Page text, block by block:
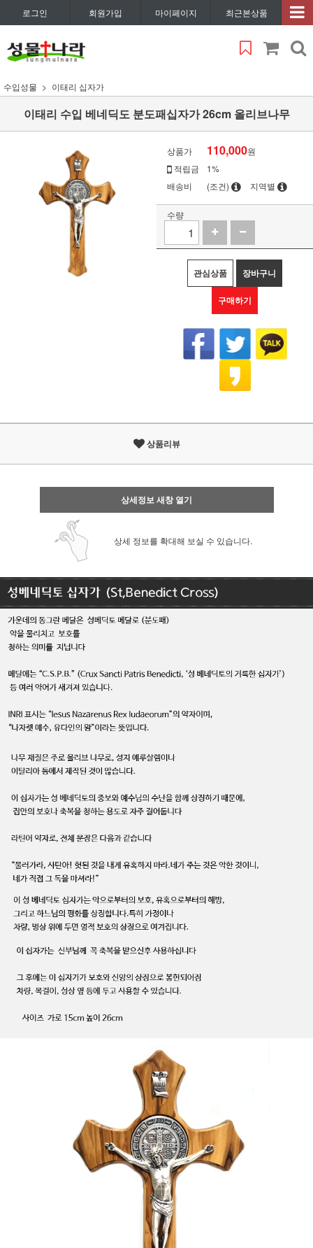
로그인 회원가입 마이페이지 최근본상품
수입성물 이태리 십자가
이태리 수입 베네딕도 분도패십자가 26cm 올리브나무
상품가 110,000원
적립금
1%
배송비
(조건) 지역별
수량
관심상품 장바구니
구매하기
상품리뷰
상세정보 새창 열기
상세 정보를 확대해 보실 수 있습니다.